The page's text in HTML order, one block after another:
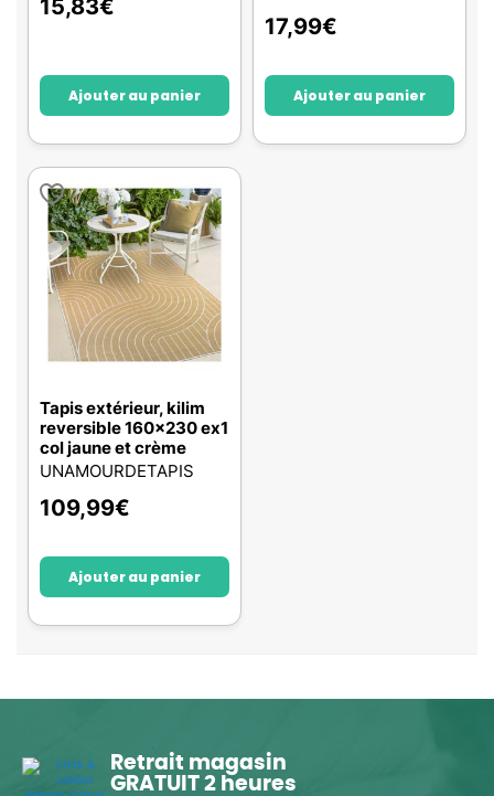
15,83€
Ajouter au panier
17,99€
Ajouter au panier
Tapis extérieur, kilim
reversible 160x230 ex1
col jaune et crème
UNAMOURDETAPIS
109,99€
Ajouter au panier
Retrait magasin
GRATUIT 2 heures